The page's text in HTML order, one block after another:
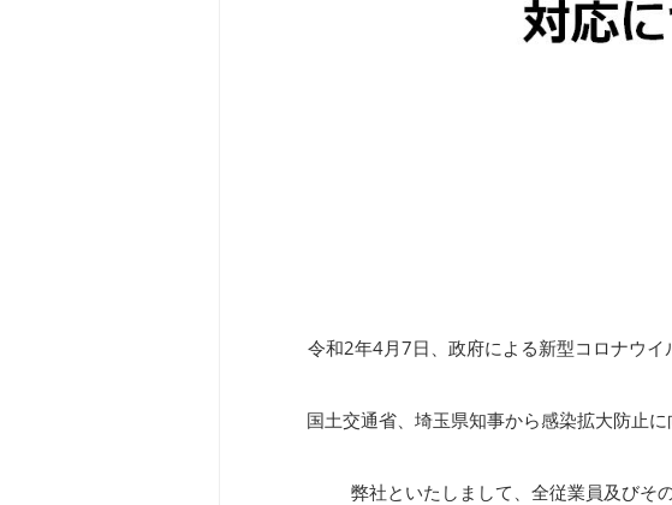
令和2年4月7日、政府による新型コロナウイ
国土交通省、埼玉県知事から感染拡大防止
弊社といたしまして、全従業員及びそ